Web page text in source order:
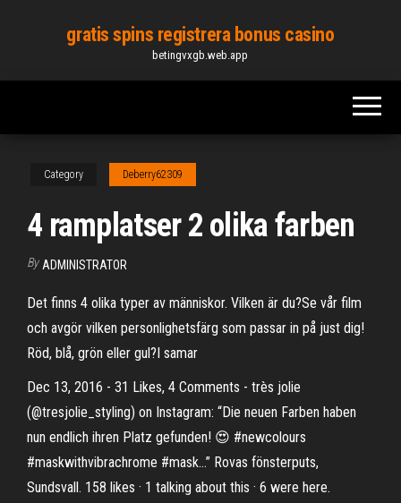
content
gratis spins registrera bonus casino
betingvxgb.web.app
Category Deberry62309
4 ramplatser 2 olika farben
By ADMINISTRATOR
Det finns 4 olika typer av människor. Vilken är du?Se vår film
och avgör vilken personlighetsfärg som passar in på just dig!
Röd, blå, grön eller gul?I samar
Dec 13, 2016 - 31 Likes, 4 Comments - très jolie
(@tresjolie_styling) on Instagram: “Die neuen Farben haben
nun endlich ihren Platz gefunden! 😍 #newcolours
#maskwithvibrachrome #mask…” Rovas fönsterputs,
Sundsvall. 158 likes · 1 talking about this · 6 were here.